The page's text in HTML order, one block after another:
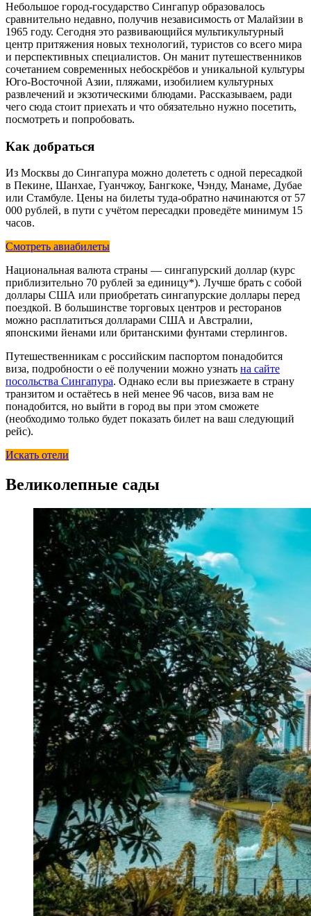
Небольшое город-государство Сингапур образовалось
сравнительно недавно, получив независимость от Малайзии в
1965 году. Сегодня это развивающийся мультикультурный
центр притяжения новых технологий, туристов со всего мира
и перспективных специалистов. Он манит путешественников
сочетанием современных небоскрёбов и уникальной культуры
Юго-Восточной Азии, пляжами, изобилием культурных
развлечений и экзотическими блюдами. Рассказываем, ради
чего сюда стоит приехать и что обязательно нужно посетить,
посмотреть и попробовать.
Как добраться
Из Москвы до Сингапура можно долететь с одной пересадкой
в Пекине, Шанхае, Гуанчжоу, Бангкоке, Чэнду, Манаме, Дубае
или Стамбуле. Цены на билеты туда-обратно начинаются от 57
000 рублей, в пути с учётом пересадки проведёте минимум 15
часов.
Смотреть авиабилеты
Национальная валюта страны — сингапурский доллар (курс
приблизительно 70 рублей за единицу*). Лучше брать с собой
доллары США или приобретать сингапурские доллары перед
поездкой. В большинстве торговых центров и ресторанов
можно расплатиться долларами США и Австралии,
японскими йенами или британскими фунтами стерлингов.
Путешественникам с российским паспортом понадобится
виза, подробности о её получении можно узнать на сайте
посольства Сингапура. Однако если вы приезжаете в страну
транзитом и остаётесь в ней менее 96 часов, виза вам не
понадобится, но выйти в город вы при этом сможете
(необходимо только будет показать билет на ваш следующий
рейс).
Искать отели
Великолепные сады